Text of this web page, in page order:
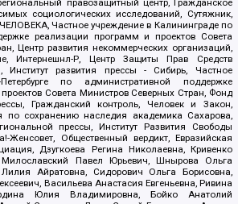
правозащитный центр, Гражданское
социологических исследований, Сутяжник,
Частное учреждение в Калининграде по
реализации программ и проектов Совета
Центр развития некоммерческих организаций,
Интернешнл-Р, Центр Защиты Прав Средств
развития прессы - Сибирь, Частное
по административной поддержке
Совета Министров Северных Стран, Фонд
Гражданский контроль, Человек и Закон,
по сохранению наследия академика Сахарова,
прессы, Институт Развития Свободы
Женсовет, Общественный вердикт, Евразийская
Дзугкоева Регина Николаевна, Кривенко
Павел Юрьевич, Шнырова Ольга
Айратовна, Сидорович Ольга Борисовна,
Васильева Анастасия Евгеньевна, Ривина
Юлия Владимировна, Бойко Анатолий